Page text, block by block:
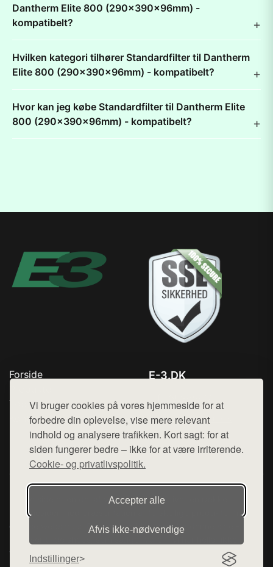
Vi bruger cookies på vores hjemmeside for at
forbedre din oplevelse, vise mere relevant
indhold og analysere trafikken. Kort sagt: for at
siden fungerer bedre – ikke for at være irriterende.
Cookie- og privatlivspolitik.
Accepter alle
Afvis ikke‑nødvendige
Indstillinger
Dantherm Elite 800 (290x390x96mm) -
kompatibelt?
Hvilken kategori tilhører Standardfilter til Dantherm
Elite 800 (290x390x96mm) - kompatibelt?
Hvor kan jeg købe Standardfilter til Dantherm Elite
800 (290x390x96mm) - kompatibelt?
Forside
Top Rabatter
Kontakt
E-3.DK
Mail: hej@want.dk
Cookie- og privatlivspolitik
Denne side er en del af want.dk, der udgiver en række
hjemmesider med præsentation af forskellige produkter fra
diverse webshops. Der sælges ikke varer fra denne side - vi
henviser til de shops, som sælger varen. Vi har heller ikke
varerne på lager.